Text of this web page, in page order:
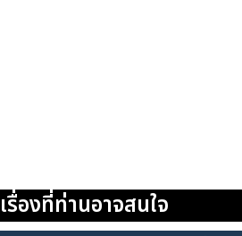
เรื่องที่ท่านอาจสนใจ